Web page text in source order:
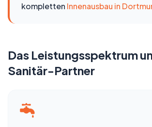
kompletten Innenausbau in
Das Leistungsspektrum
Sanitär-Partner